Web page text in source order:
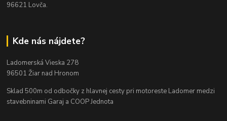
96621 Lovča.
Kde nás nájdete?
Ladomerská Vieska 278
96501 Žiar nad Hronom
Sklad 500m od odbočky z hlavnej cesty pri motoreste Ladomer medzi
stavebninami Garaj a COOP Jednota